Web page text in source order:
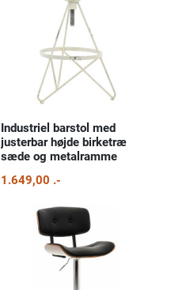
Industriel barstol med
justerbar højde birketræ
sæde og metalramme
1.649,00 .-